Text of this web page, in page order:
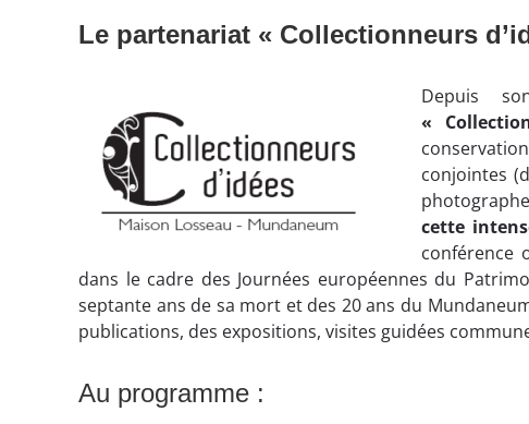
Le partenariat « Collectionneurs
Depuis
«
conjointes
cette
conférence
dans le cadre des Journées européennes du
septante ans de sa mort et des 20 ans du
publications, des expositions, visites guidées
Au programme :